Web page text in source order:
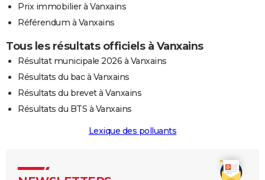
Prix immobilier à Vanxains
Référendum à Vanxains
Tous les résultats officiels à Vanxains
Résultat municipale 2026 à Vanxains
Résultats du bac à Vanxains
Résultats du brevet à Vanxains
Résultats du BTS à Vanxains
Lexique des polluants